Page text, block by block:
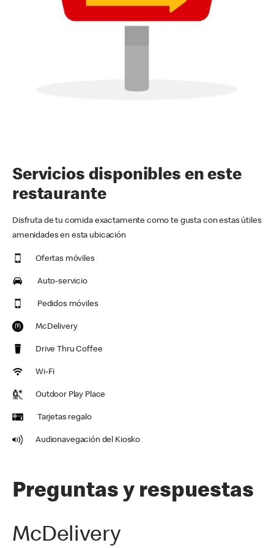
Servicios disponibles en este
restaurante
Disfruta de tu comida exactamente como te gusta con estas útiles
amenidades en esta ubicación
Ofertas móviles
Auto-servicio
Pedidos móviles
McDelivery
Drive Thru Coffee
Wi-Fi
Outdoor Play Place
Tarjetas regalo
Audionavegación del Kiosko
Preguntas y respuestas
McDelivery